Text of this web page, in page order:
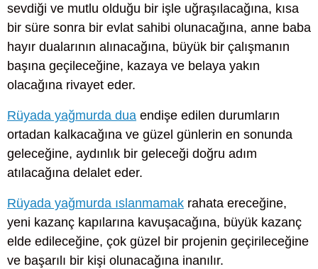
sevdiği ve mutlu olduğu bir işle uğraşılacağına, kısa
bir süre sonra bir evlat sahibi olunacağına, anne baba
hayır dualarının alınacağına, büyük bir çalışmanın
başına geçileceğine, kazaya ve belaya yakın
olacağına rivayet eder.
Rüyada yağmurda dua endişe edilen durumların
ortadan kalkacağına ve güzel günlerin en sonunda
geleceğine, aydınlık bir geleceği doğru adım
atılacağına delalet eder.
Rüyada yağmurda ıslanmamak rahata ereceğine,
yeni kazanç kapılarına kavuşacağına, büyük kazanç
elde edileceğine, çok güzel bir projenin geçirileceğine
ve başarılı bir kişi olunacağına inanılır.